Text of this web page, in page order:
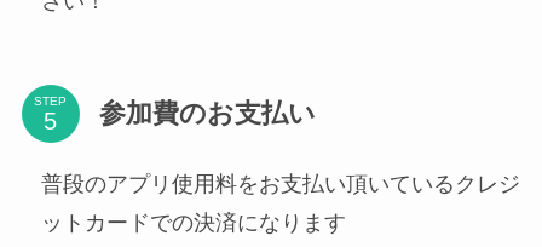
STEP 参加費のお支払い
普段のアプリ使用料をお支払い頂いているクレジ
ットカードでの決済になります